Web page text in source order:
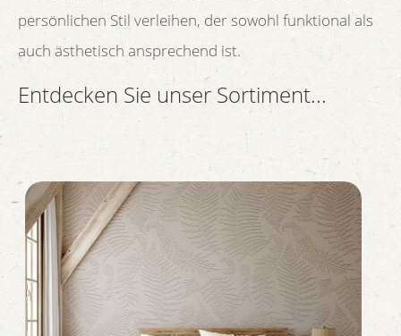
persönlichen Stil verleihen, der sowohl funktional als
auch ästhetisch ansprechend ist.
Entdecken Sie unser Sortiment...